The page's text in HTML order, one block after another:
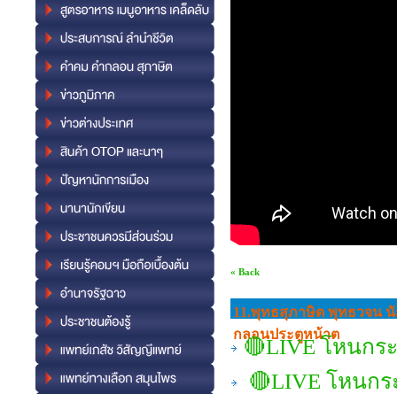
« Back
11.พุทธสุภาษิต พุทธวจน
กลอนประตูหน้าต
🔴LIVE โหนกร
🔴LIVE โหนก